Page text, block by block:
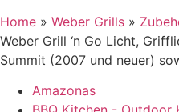
Home » Weber Grills »
Weber Grill ‘n Go Licht,
Summit (2007 und neuer)
Amazonas